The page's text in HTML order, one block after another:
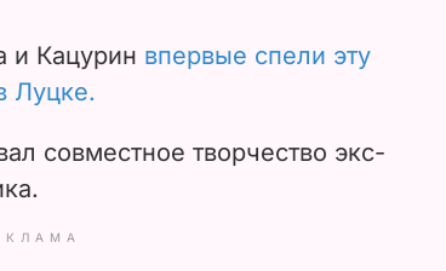
и Кацурин впервые спели эту
Луцке.
совместное творчество экс-